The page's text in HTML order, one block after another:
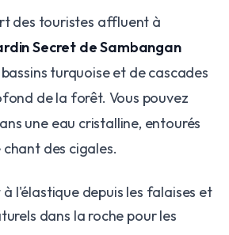
des touristes affluent à
Secret de Sambangan
turquoise et de cascades
de la forêt. Vous pouvez
une eau cristalline, entourés
des cigales.
à l'élastique depuis les falaises et
dans la roche pour les